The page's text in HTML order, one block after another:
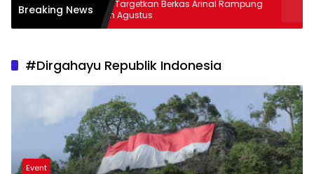
Breaking News
Kejati Targetkan Berkas Arinal Rampung
Bulan Agustus
#Dirgahayu Republik Indonesia
Event